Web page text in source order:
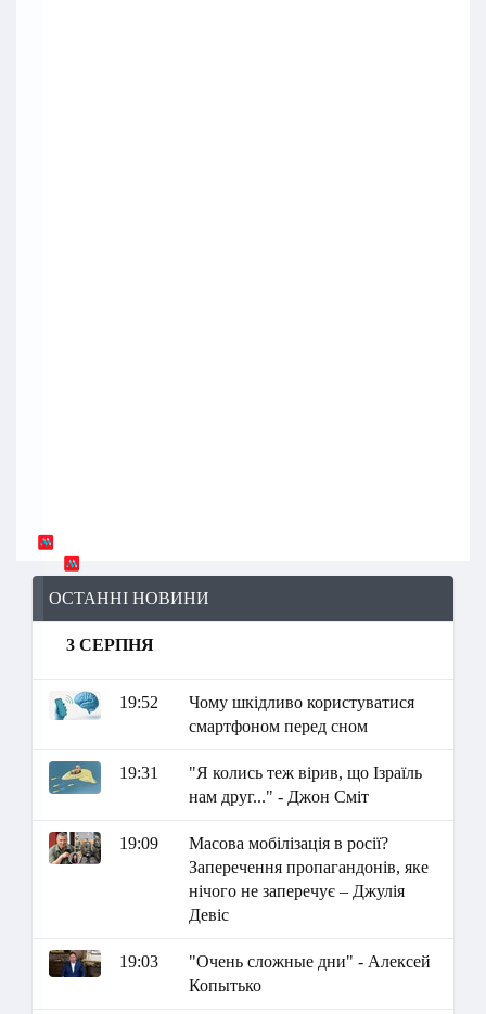
ОСТАННІ НОВИНИ
3 СЕРПНЯ
19:52
Чому шкідливо користуватися
смартфоном перед сном
19:31
"Я колись теж вірив, що Ізраїль
нам друг..." - Джон Сміт
19:09
Масова мобілізація в росії?
Заперечення пропагандонів, яке
нічого не заперечує – Джулія
Девіс
19:03
"Очень сложные дни" - Алексей
Копытько